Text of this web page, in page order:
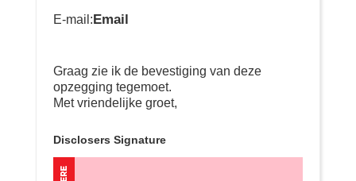
E-mail:Email
Graag zie ik de bevestiging van deze
opzegging tegemoet.
Met vriendelijke groet,
Disclosers Signature